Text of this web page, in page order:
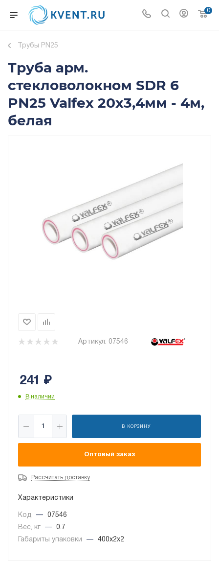
0
Трубы PN25
Труба арм.
стекловолокном SDR 6
PN25 Valfex 20x3,4мм - 4м,
белая
Артикул: 07546
241 ₽
В наличии
В КОРЗИНУ
Оптовый заказ
Рассчитать доставку
Характеристики
Код —
07546
Вес, кг
—
0.7
Габариты упаковки
— 400x2x2